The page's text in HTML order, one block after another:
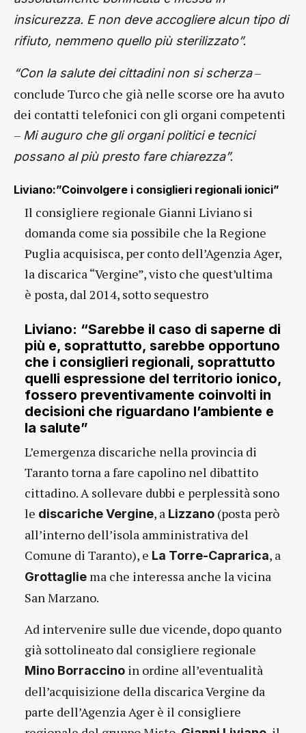
insicurezza. E non deve accogliere alcun tipo di
rifiuto, nemmeno quello più sterilizzato”.
“Con la salute dei cittadini non si scherza–
conclude Turco che già nelle scorse ore ha avuto
dei contatti telefonici con gli organi competenti
– Mi auguro che gli organi politici e tecnici
possano al più presto fare chiarezza”.
Liviano:”Coinvolgere i consiglieri regionali ionici”
Il consigliere regionale Gianni Liviano si
domanda come sia possibile che la Regione
Puglia acquisisca, per conto dell’Agenzia Ager,
la discarica “Vergine”, visto che quest’ultima
è posta, dal 2014, sotto sequestro
Liviano: “Sarebbe il caso di saperne di
più e, soprattutto, sarebbe opportuno
che i consiglieri regionali, soprattutto
quelli espressione del territorio ionico,
fossero preventivamente coinvolti in
decisioni che riguardano l’ambiente e
la salute”
L’emergenza discariche nella provincia di
Taranto torna a fare capolino nel dibattito
cittadino. A sollevare dubbi e perplessità sono
le discariche Vergine, a Lizzano (posta però
all’interno dell’isola amministrativa del
Comune di Taranto), e La Torre-Caprarica, a
Grottaglie ma che interessa anche la vicina
San Marzano.
Ad intervenire sulle due vicende, dopo quanto
già sottolineato dal consigliere regionale
Mino Borraccino in ordine all’eventualità
dell’acquisizione della discarica Vergine da
parte dell’Agenzia Ager è il consigliere